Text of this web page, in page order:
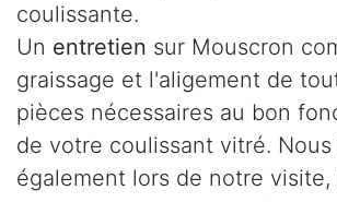
coulissante.
Un entretien sur Mouscron
graissage et l'aligement de
pièces nécessaires au bon
de votre coulissant vitré.
également lors de notre visite,